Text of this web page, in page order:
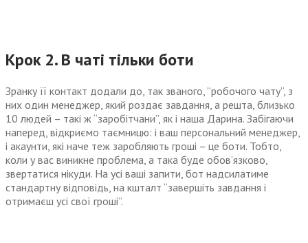
Крок 2. В чаті тільки боти
Зранку її контакт додали до, так званого, “робочого чату”, з
них один менеджер, який роздає завдання, а решта, близько
10 людей – такі ж “заробітчани”, як і наша Дарина. Забігаючи
наперед, відкриємо таємницю: і ваш персональний менеджер,
і акаунти, які наче теж заробляють гроші – це боти. Тобто,
коли у вас виникне проблема, а така буде обов’язково,
звертатися нікуди. На усі ваші запити, бот надсилатиме
стандартну відповідь, на кшталт “завершіть завдання і
отримаєш усі свої гроші”.